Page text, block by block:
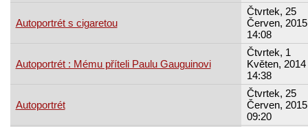
Autoportrét s cigaretou
Čtvrtek, 25
Červen,
14:08
Autoportrét : Mému příteli Paulu Gauguinovi
Čtvrtek, 1
Květen, 2014
14:38
Autoportrét
Čtvrtek, 25
Červen,
09:20